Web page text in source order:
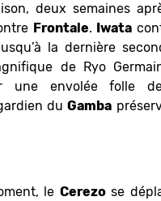
deux semaines
Frontale. Iwata
la dernière
de Ryo
une envolée folle
duGamba
le Cerezose